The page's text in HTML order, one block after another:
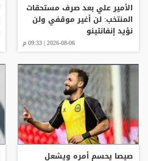
الأمير علي بعد صرف مستحقات
المنتخب: لن أغير موقفي ولن
نؤيد إنفانتينو
2026-08-06 | 09:33 م
صيصا يحسم أمره ويشعل